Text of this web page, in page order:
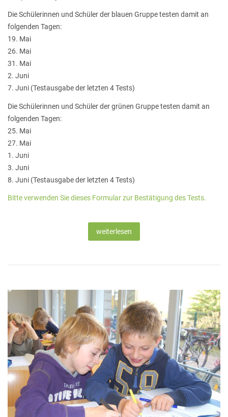
Die Schülerinnen und Schüler der blauen Gruppe testen damit an
folgenden Tagen:
19. Mai
26. Mai
31. Mai
2. Juni
7. Juni (Testausgabe der letzten 4 Tests)
Die Schülerinnen und Schüler der grünen Gruppe testen damit an
folgenden Tagen:
25. Mai
27. Mai
1. Juni
3. Juni
8. Juni (Testausgabe der letzten 4 Tests)
Bitte verwenden Sie dieses Formular zur Bestätigung des Tests.
weiterlesen